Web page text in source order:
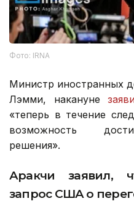
Фото: IRNA
Министр иностранных
Лэмми, накануне
«теперь в течение
возможность
решения».
Аракчи заявил,
запрос США о